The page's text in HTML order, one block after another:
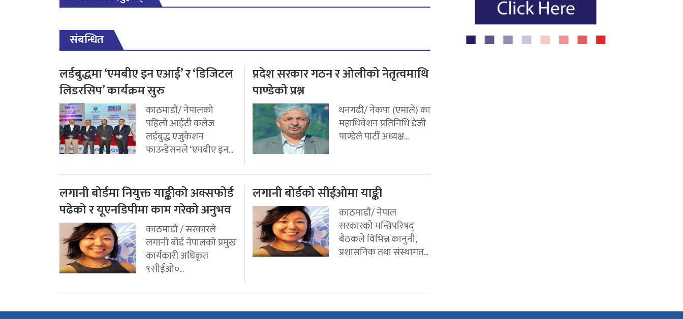
संबन्धित
लर्डबुद्धमा ‘एमबीए इन एआई’ र ‘डिजिटल
लिडरसिप’ कार्यक्रम सुरु
काठमाडौं/ नेपालको
पहिलो आईटी कलेज
लर्डबुद्ध एजुकेशन
फाउन्डेसनले ‘एमबीए इन...
प्रदेश सरकार गठन र ओलीको नेतृत्वमाथि
पाण्डेको प्रश्न
धनगढी/ नेकपा (एमाले) का
महाधिवेशन प्रतिनिधि डेजी
पाण्डेले पार्टी अध्यक्ष...
लगानी बोर्डमा नियुक्त याङ्कीको अक्सफोर्ड
पढेको र यूएनडिपीमा काम गरेको अनुभव
काठमाडौं / सरकारले
लगानी बोर्ड नेपालको प्रमुख
कार्यकारी अधिकृत
९सीईओ०...
लगानी बोर्डको सीईओमा याङ्की
काठमाडौं/ नेपाल
सरकारको मन्त्रिपरिषद्
बैठकले विभिन्न कानुनी,
प्रशासनिक तथा संस्थागत...